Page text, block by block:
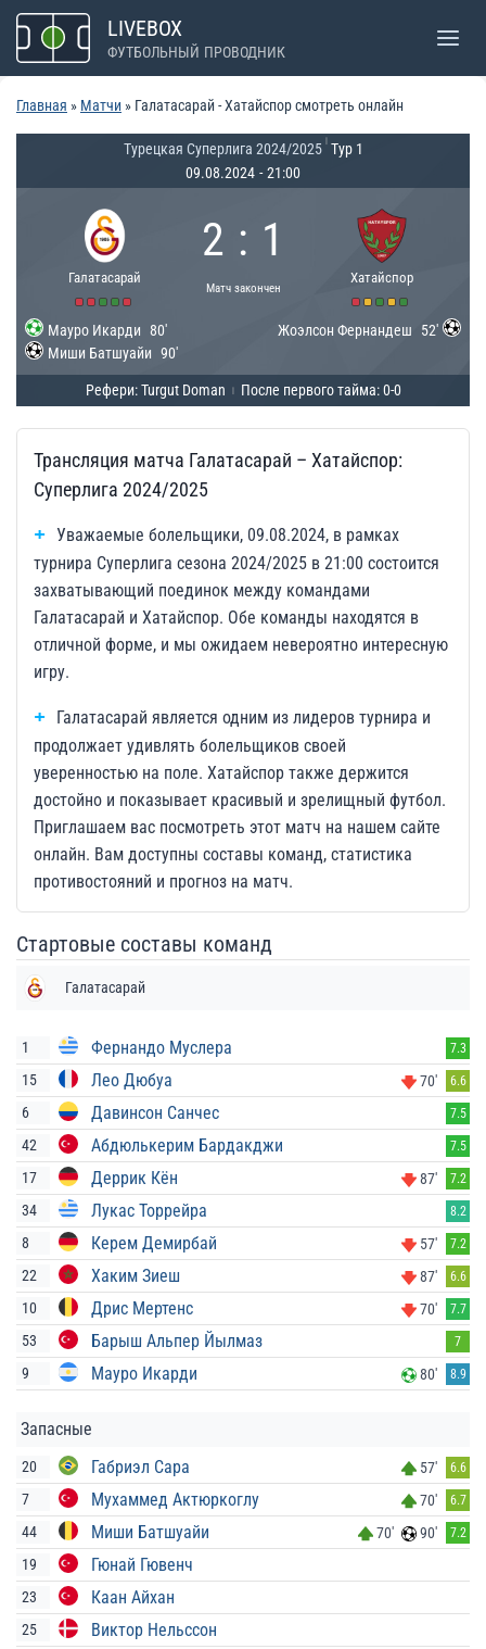
Перейти
содержимому
LIVEBOX
ФУТБОЛЬНЫЙ ПРОВОДНИК
Главная » Матчи » Галатасарай - Хатайспор смотреть онлайн
Турецкая Суперлига 2024/2025 Тур 1
09.08.2024 - 21:00
Галатасарай
2 : 1
Матч закончен
Хатайспор
Мауро Икарди 80'
Миши Батшуайи 90'
Жоэлсон Фернандеш 52'
Рефери: Turgut Doman После первого тайма: 0-0
Трансляция матча Галатасарай – Хатайспор:
Суперлига 2024/2025
Уважаемые болельщики, 09.08.2024, в рамках
турнира Суперлига сезона 2024/2025 в 21:00 состоится
захватывающий поединок между командами
Галатасарай и Хатайспор. Обе команды находятся в
отличной форме, и мы ожидаем невероятно интересную
игру.
Галатасарай является одним из лидеров турнира и
продолжает удивлять болельщиков своей
уверенностью на поле. Хатайспор также держится
достойно и показывает красивый и зрелищный футбол.
Приглашаем вас посмотреть этот матч на нашем сайте
онлайн. Вам доступны составы команд, статистика
противостояний и прогноз на матч.
Стартовые составы команд
Галатасарай
1 Фернандо Муслера 7.3
15 Лео Дюбуа 70' 6.6
6 Давинсон Санчес 7.5
42 Абдюлькерим Бардакджи 7.5
17 Деррик Кён 87' 7.2
34 Лукас Торрейра 8.2
8 Керем Демирбай 57' 7.2
22 Хаким Зиеш 87' 6.6
10 Дрис Мертенс 70' 7.7
53 Барыш Альпер Йылмаз 7
9 Мауро Икарди 80' 8.9
Запасные
20 Габриэл Сара 57' 6.6
7 Мухаммед Актюркоглу 70' 6.7
44 Миши Батшуайи 70' 90' 7.2
19 Гюнай Гювенч
23 Каан Айхан
25 Виктор Нельссон